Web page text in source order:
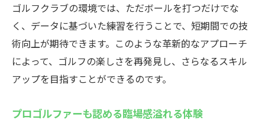
ゴルフクラブの環境では、ただボールを打つだけでな
く、データに基づいた練習を行うことで、短期間での技
術向上が期待できます。このような革新的なアプローチ
によって、ゴルフの楽しさを再発見し、さらなるスキル
アップを目指すことができるのです。
プロゴルファーも認める臨場感溢れる体験